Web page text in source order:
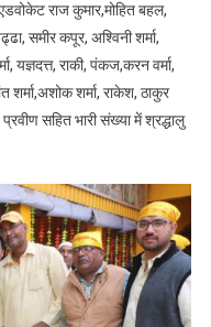
राज कुमार,मोहित बहल,
समीर कपूर, अश्विनी शर्मा,
यज्ञदत्त, राकी, पंकज,करन वर्मा,
शर्मा,अशोक शर्मा, राकेश, ठाकुर
सहित भारी संख्या में श्रद्धालु